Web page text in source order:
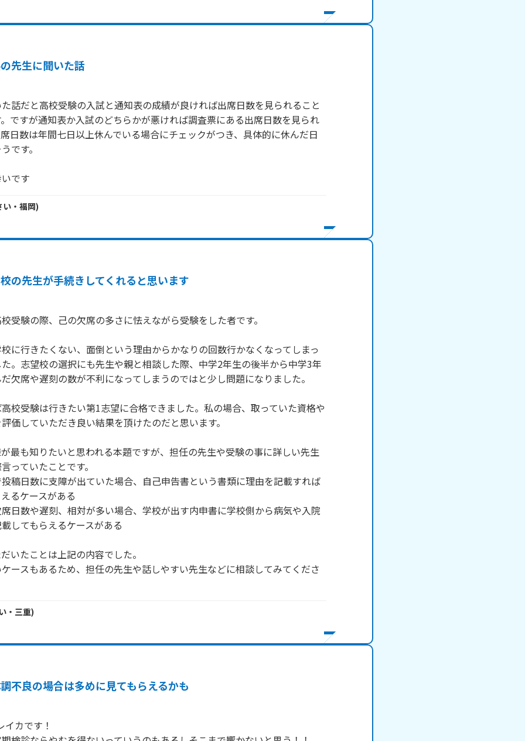
先生に聞いた話
話だと高校受験の入試と通知表の成績が良ければ出席日数を見られること
ですが通知表か入試のどちらかが悪ければ調査票にある出席日数を見られ
日数は年間七日以上休んでいる場合にチェックがつき、具体的に休んだ日
です。
です
い・ 福岡)
の先生が手続きしてくれると思います
受験の際、己の欠席の多さに怯えながら受験をした者です。
に行きたくない、面倒という理由からかなりの回数行かなくなってしまっ
。志望校の選択にも先生や親と相談した際、中学2年生の後半から中学3年
欠席や遅刻の数が不利になってしまうのではと少し問題になりました。
校受験は行きたい第1志望に合格できました。私の場合、取っていた資格や
価していただき良い結果を頂けたのだと思います。
最も知りたいと思われる本題ですが、担任の先生や受験の事に詳しい先生
っていたことです。
投稿日数に支障が出ていた場合、自己申告書という書類に理由を記載すれば
るケースがある
席日数や遅刻、相対が多い場合、学校が出す内申書に学校側から病気や入院
してもらえるケースがある
いたことは上記の内容でした。
ースもあるため、担任の先生や話しやすい先生などに相談してみてくださ
・ 三重)
不良の場合は多めに見てもらえるかも
カです！